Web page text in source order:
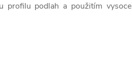
profilu podlah a použitím vysoce